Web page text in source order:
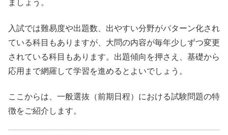
ましょう。
入試では難易度や出題数、出やすい分野がパターン化され
ている科目もありますが、大問の内容が毎年少しずつ変更
されている科目もあります。出題傾向を押さえ、基礎から
応用まで網羅して学習を進めるとよいでしょう。
ここからは、一般選抜（前期日程）における試験問題の特
徴をご紹介します。